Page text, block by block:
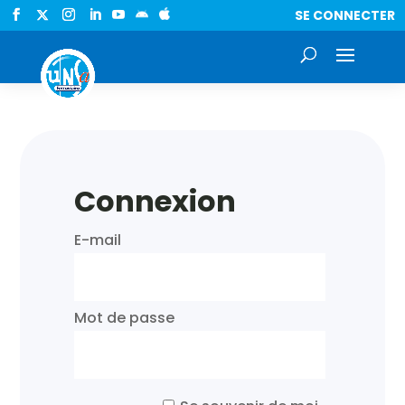
  SE CONNECTER
Connexion
E-mail
Mot de passe